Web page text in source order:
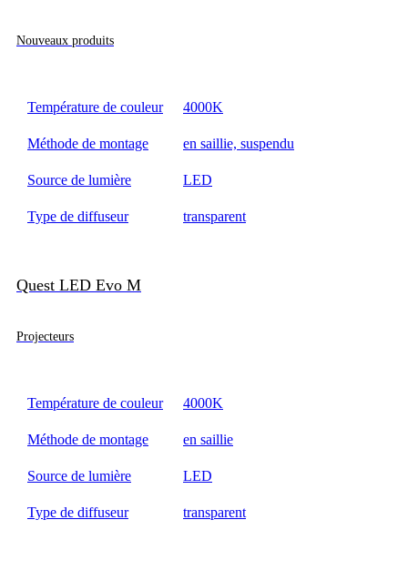
Nouveaux produits
Température de couleur 4000K
Méthode de montage en saillie, suspendu
Source de lumière LED
Type de diffuseur transparent
Quest LED Evo M
Projecteurs
Température de couleur 4000K
Méthode de montage en saillie
Source de lumière LED
Type de diffuseur transparent